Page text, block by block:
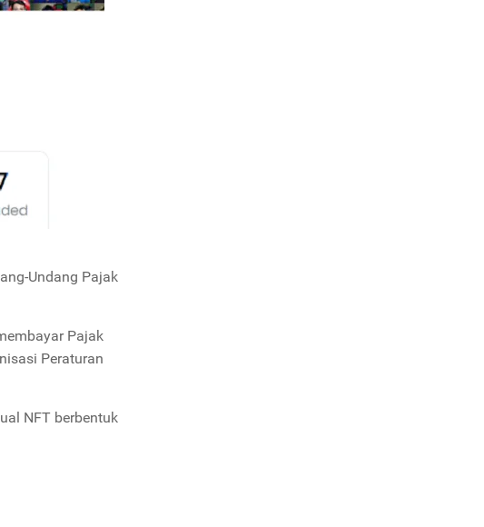
Undang Pajak
Pajak
Peraturan
NFT berbentuk